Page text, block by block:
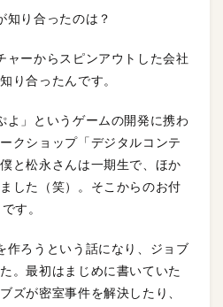
知り合ったのは？
ャーからスピンアウトした会社
り合ったんです。
よ」というゲームの開発に携わ
クショップ「デジタルコンテ
と松永さんは一期生で、ほか
した（笑）。そこからのお付
す。
作ろうという話になり、ジョブ
。最初はまじめに書いていた
ズが密室事件を解決したり、